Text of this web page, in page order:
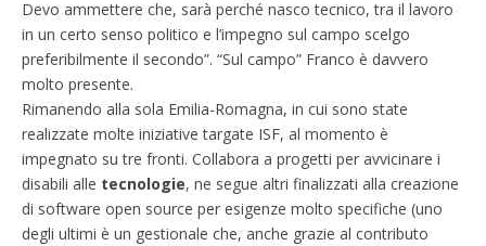
Devo ammettere che, sarà perché nasco tecnico, tra il lavoro
in un certo senso politico e l’impegno sul campo scelgo
preferibilmente il secondo”. “Sul campo” Franco è davvero
molto presente.
Rimanendo alla sola Emilia-Romagna, in cui sono state
realizzate molte iniziative targate ISF, al momento è
impegnato su tre fronti. Collabora a progetti per avvicinare i
disabili alle tecnologie, ne segue altri finalizzati alla creazione
di software open source per esigenze molto specifiche (uno
degli ultimi è un gestionale che, anche grazie al contributo